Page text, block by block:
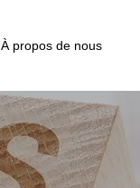
À propos de nous